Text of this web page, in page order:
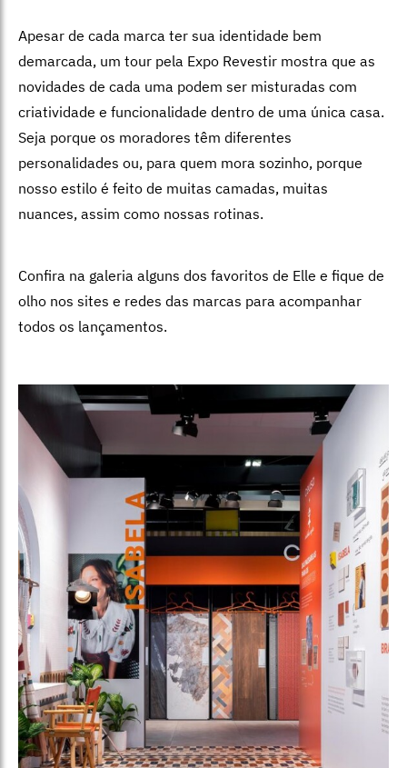
Apesar de cada marca ter sua identidade bem
demarcada, um tour pela Expo Revestir mostra que as
novidades de cada uma podem ser misturadas com
criatividade e funcionalidade dentro de uma única casa.
Seja porque os moradores têm diferentes
personalidades ou, para quem mora sozinho, porque
nosso estilo é feito de muitas camadas, muitas
nuances, assim como nossas rotinas.
Confira na galeria alguns dos favoritos de Elle e fique de
olho nos sites e redes das marcas para acompanhar
todos os lançamentos.